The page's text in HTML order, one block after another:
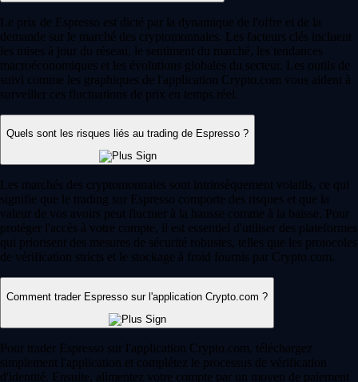
Le prix de Espresso est dicté par la dynamique de l'offre et de la
demande sur le marché des cryptomonnaies. Les facteurs clés incluent
les mises à jour du réseau, le sentiment du marché, les tendances
macroéconomiques et les évolutions globales du secteur. Les outils de
suivi comme les graphiques de l'application Crypto.com vous aident à
surveiller ces fluctuations de prix en temps réel.
Quels sont les risques liés au trading de Espresso ?
Les marchés des cryptomonnaies sont intrinsèquement volatils, ce qui
signifie que le trading sur Espresso comporte des risques et que la
valeur de vos avoirs peut fluctuer à la hausse comme à la baisse. Pour
protéger l'accès à votre compte, il est essentiel d'utiliser des plateformes
qui priorisent des mesures de sécurité robustes, telles que les protocoles
de vérification stricts et le stockage à froid fournis par Crypto.com.
Comment trader Espresso sur l'application Crypto.com ?
Pour trader Espresso sur l'application Crypto.com, téléchargez
simplement l'application et complétez le processus de vérification
d'identité. Ensuite, alimentez votre compte par un moyen de paiement